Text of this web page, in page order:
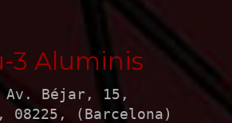
3 Aluminis
Av. Béjar, 15,
, 08225 , (Barcelona)